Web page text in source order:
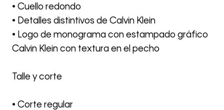
• Cuello redondo
• Detalles distintivos de Calvin Klein
• Logo de monograma con estampado gráfico
Calvin Klein con textura en el pecho
Talle y corte
• Corte regular